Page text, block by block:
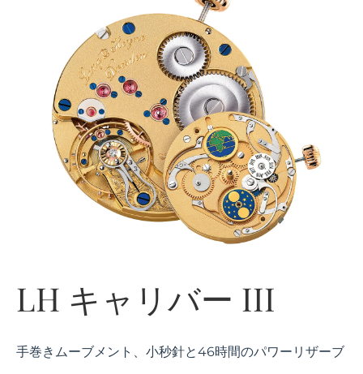
LH キャリバー III
手巻きムーブメント、小秒針と46時間のパワーリザーブ